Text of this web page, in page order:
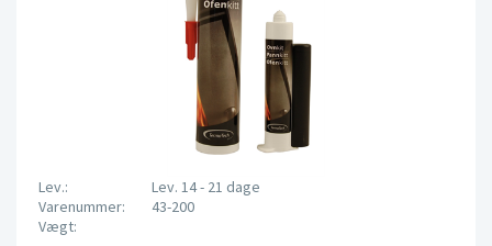
Lev.:
Lev. 14 - 21 dage
Varenummer:
43-200
Vægt: